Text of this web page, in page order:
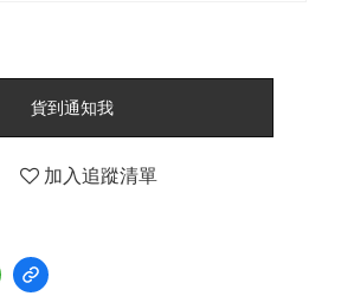
貨到通知我
加入追蹤清單